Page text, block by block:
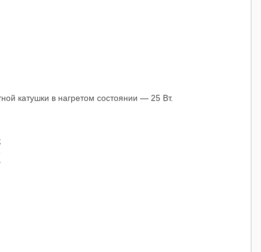
катушки в нагретом состоянии — 25 Вт.